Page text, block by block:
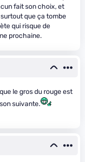
fait son choix, et
que ça tombe
qui risque de
prochaine.
le gros du rouge est
suivante.